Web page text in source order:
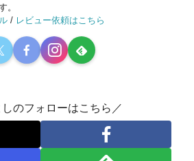
。
/ レビュー依頼はこちら
のフォローはこちら／